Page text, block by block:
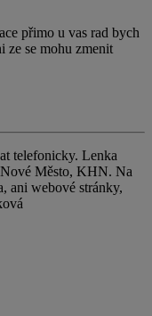
přimo u vas rad bych
ze se mohu zmenit
telefonicky. Lenka
Město, KHN. Na
ani webové stránky,